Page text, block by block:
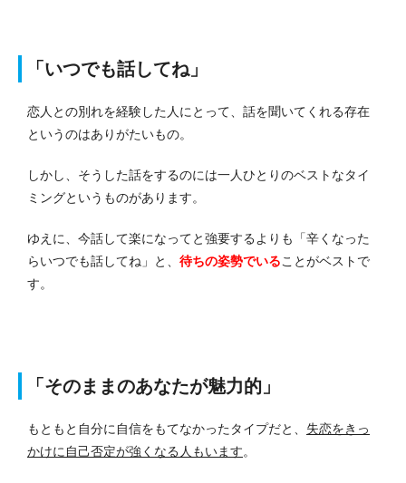
「いつでも話してね」
恋人との別れを経験した人にとって、話を聞いてくれる存在
というのはありがたいもの。
しかし、そうした話をするのには一人ひとりのベストなタイ
ミングというものがあります。
ゆえに、今話して楽になってと強要するよりも「辛くなった
らいつでも話してね」と、 待ちの姿勢でいることがベストで
す。
「そのままのあなたが魅力的」
もともと自分に自信をもてなかったタイプだと、 失恋をきっ
かけに自己否定が強くなる人もいます。